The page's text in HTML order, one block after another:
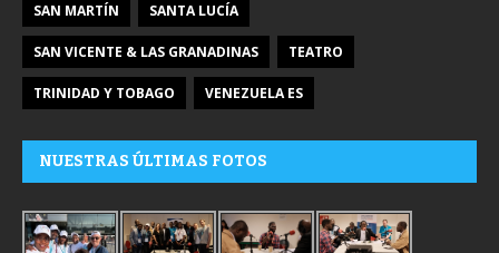
SAN MARTÍN SANTA LUCÍA
SAN VICENTE & LAS GRANADINAS TEATRO
TRINIDAD Y TOBAGO VENEZUELA ES
NUESTRAS ÚLTIMAS FOTOS